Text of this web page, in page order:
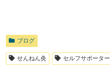
ブログ
せんねん灸 セルフサポーター